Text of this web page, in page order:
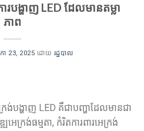
របង្ហាញ LED ដែលមានតម្លា
ភាព
កា 23, 2025 ដោយ រដ្ឋបាល
ង់បង្ហាញ LED គឺជាបញ្ហាដែលមានជា
ក្រង់ធម្មតា, កំរិតការពារអេក្រង់